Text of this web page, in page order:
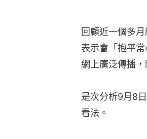
回顧近一個多
表示會「抱平
網上廣泛傳播，
是次分析9月8
看法。